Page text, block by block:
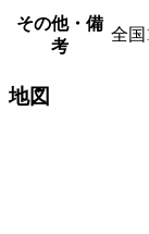
その他・備
考
全国
地図